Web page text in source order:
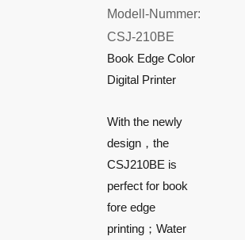
Modell-Nummer:
CSJ-210BE
Book Edge Color
Digital Printer
With the newly
design，the
CSJ210BE is
perfect for book
fore edge
printing；Water